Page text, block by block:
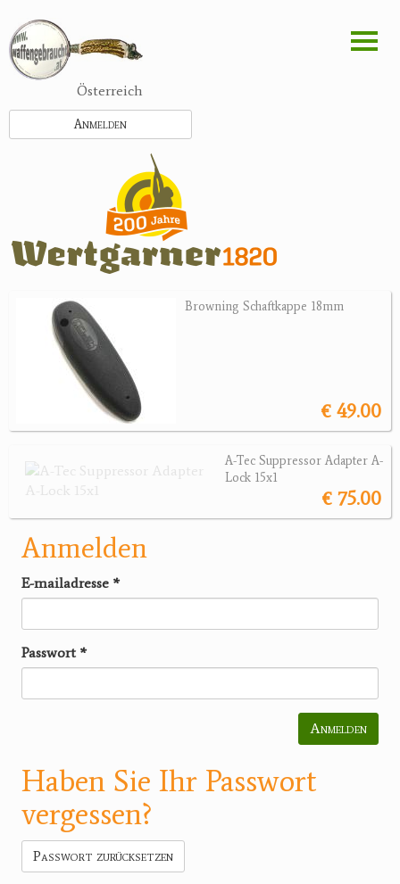
zum
Inhalt
Österreich
Anmelden
Browning Schaftkappe 18mm
€ 49.00
A-Tec Suppressor Adapter A-
Lock 15x1
€ 75.00
Anmelden
E-mailadresse *
Passwort *
Anmelden
Haben Sie Ihr Passwort
vergessen?
Passwort zurücksetzen